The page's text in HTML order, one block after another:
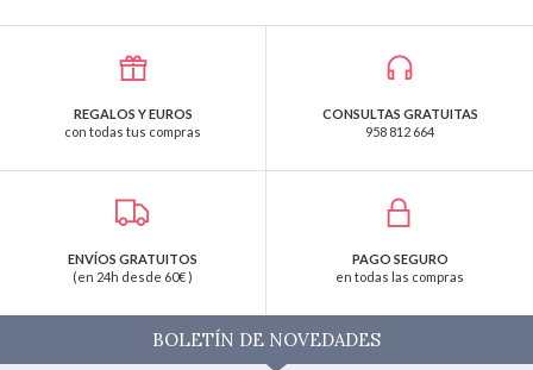
REGALOS Y EUROS
con todas tus compras
CONSULTAS GRATUITAS
958 812 664
ENVÍOS GRATUITOS
(en 24h desde 60€ )
PAGO SEGURO
en todas las compras
BOLETÍN DE NOVEDADES